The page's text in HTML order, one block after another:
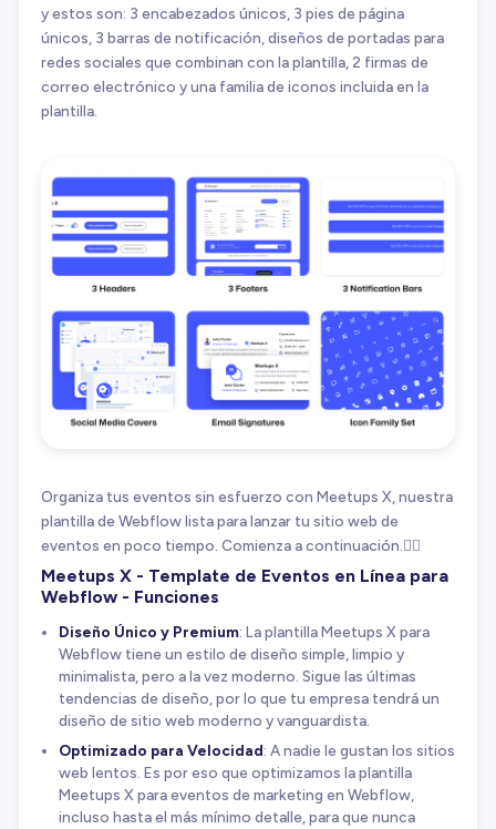
y estos son: 3 encabezados únicos, 3 pies de página
únicos, 3 barras de notificación, diseños de portadas para
redes sociales que combinan con la plantilla, 2 firmas de
correo electrónico y una familia de iconos incluida en la
plantilla.
Organiza tus eventos sin esfuerzo con Meetups X, nuestra
plantilla de Webflow lista para lanzar tu sitio web de
eventos en poco tiempo. Comienza a continuación.👇🏻
Meetups X - Template de Eventos en Línea para
Webflow - Funciones
Diseño Único y Premium: La plantilla Meetups X para
Webflow tiene un estilo de diseño simple, limpio y
minimalista, pero a la vez moderno. Sigue las últimas
tendencias de diseño, por lo que tu empresa tendrá un
diseño de sitio web moderno y vanguardista.
Optimizado para Velocidad: A nadie le gustan los sitios
web lentos. Es por eso que optimizamos la plantilla
Meetups X para eventos de marketing en Webflow,
incluso hasta el más mínimo detalle, para que nunca